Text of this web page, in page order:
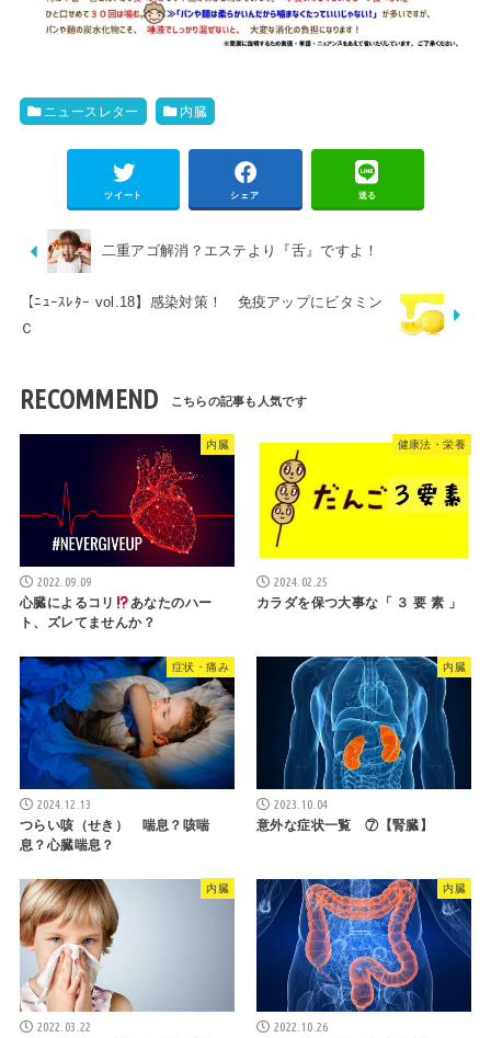
ニュースレター 内臓
ツイート シェア 送る
二重アゴ解消？エステより『舌』ですよ！
【ﾆｭｰｽﾚﾀｰ vol.18】感染対策！ 免疫アップにビタミン
Ｃ
RECOMMEND
内臓
2022.09.09
心臓によるコリ
あなたのハー
ト、ズレてませんか？
健康法・栄養
2024.02.25
カラダを保つ大事な「 ３ 要 素 」
症状・痛み
2024.12.13
つらい咳（せき） 喘息？咳喘
息？心臓喘息？
内臓
2023.10.04
意外な症状一覧 ⑦【腎臓】
内臓
2022.03.22
内臓
2022.10.26